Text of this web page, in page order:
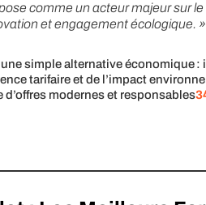
comme un acteur majeur sur
et engagement écologique. »
simple alternative économique
tarifaire et de l’impact
d’offres modernes et responsables3